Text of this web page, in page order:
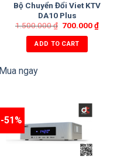
Bộ Chuyển Đổi Viet KTV
DA10 Plus
1.500.000₫ 700.000₫
ADD TO CART
Mua ngay
-51%